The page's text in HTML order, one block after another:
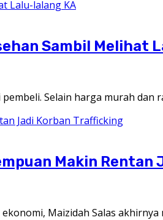
Sambil Melihat
pembeli. Selain harga murah dan
Makin
Maizidah Salas